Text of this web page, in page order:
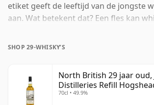
etiket geeft de leeftijd van de jongste
aan. Wat betekent dat? Een fles kan
periodes heeft gerijpt. Als op het etiket
29 jaar.
Zodra whisky is gebotteld, rijpt die niet
SHOP 29-WHISKY’S
North British 29 jaar oud,
Distilleries Refill
70cl • 49.9%